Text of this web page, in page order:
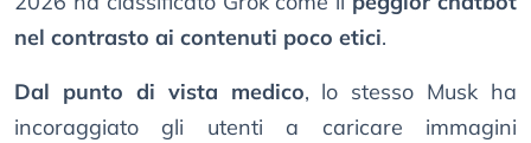
nel contrasto ai contenuti poco etici.
Dal punto di vista medico, lo stesso Musk ha
incoraggiato gli utenti a caricare immagini